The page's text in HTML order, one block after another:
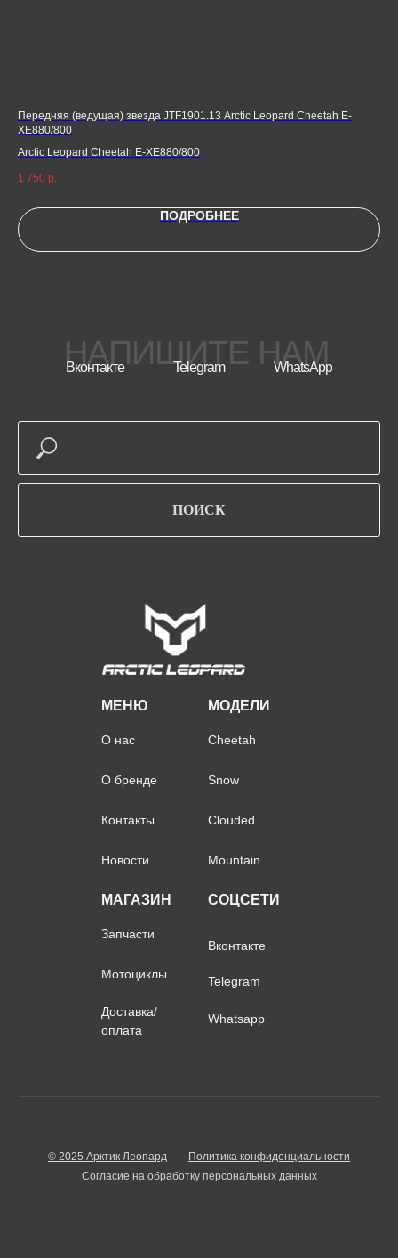
Передняя (ведущая) звезда JTF1901.13 Arctic Leopard Cheetah E-
XE880/800
Arctic Leopard Cheetah E-XE880/800
1 750 р.
ПОДРОБНЕЕ
НАПИШИТЕ НАМ
Вконтакте Telegram WhatsApp
ПОИСК
Whatsapp
Telegram
Вконтакте
СОЦСЕТИ
Доставка/
оплата
Мотоциклы
Запчасти
МАГАЗИН
Mountain
Clouded
Snow
Cheetah
МОДЕЛИ
Новости
Контакты
О бренде
О нас
МЕНЮ
© 2025 Арктик Леопард
Политика конфиденциальности
Согласие на обработку персональных данных